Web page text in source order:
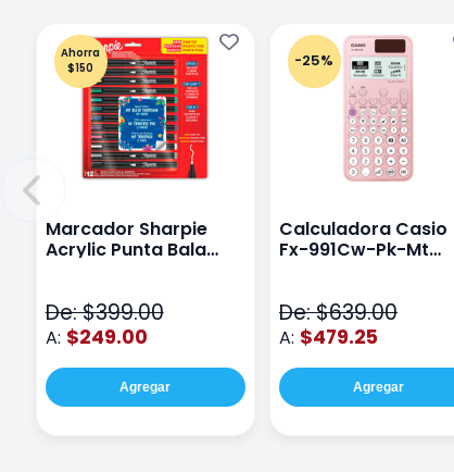
Ahorra
$150
Marcador Sharpie
Acrylic Punta Bala
De: $399.00
A: $249.00
Agregar
-25%
Calculadora Casio
Fx-991Cw-Pk-Mt
De: $639.00
A: $479.25
Agregar